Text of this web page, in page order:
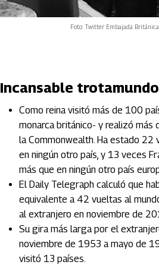
Foto: Twitter Embajada Británica
Incansable
Como reina visitó más de 100
monarca británico- y realizó más
la Commonwealth. Ha estado 22
en ningún otro país, y 13 veces
más que en ningún otro país
El Daily Telegraph calculó que
equivalente a 42 vueltas al
al extranjero en noviembre de
Su gira más larga por el
noviembre de 1953 a mayo de
visitó 13 países.